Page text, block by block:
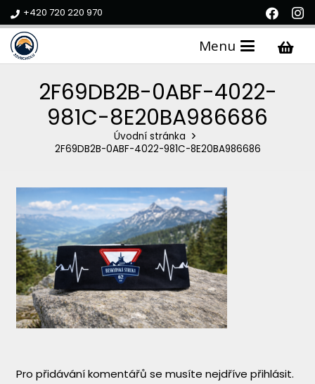
+420 720 220 970
Menu
2F69DB2B-0ABF-4022-
981C-8E20BA986686
Úvodní stránka
2F69DB2B-0ABF-4022-981C-8E20BA986686
Pro přidávání komentářů se musíte nejdříve přihlásit.